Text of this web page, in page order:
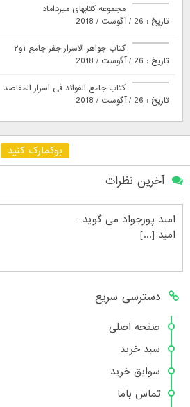
مجموعه کتابهای میرداماد
تاریخ : 26 / آگوست / 2018
کتاب جواهر الاسرار جفر جامع ۱و۲
تاریخ : 26 / آگوست / 2018
کتاب جامع الفوائد فی اسرار المقاصد
تاریخ : 26 / آگوست / 2018
بوکمارک کنید
آخرین نظرات
امید پورجواد می گوید :
امید [...]
محمدشهنوازیمی گوید :
سلام بنده محمد شهنوازی فقط بوسیله ا [...]
محمدمی گوید :
سلام تعداد کتاب۶در سایت زیاد نیست [...]
دسترسی سریع
صفحه اصلی
سبد خرید
سوابق خرید
تماس باما